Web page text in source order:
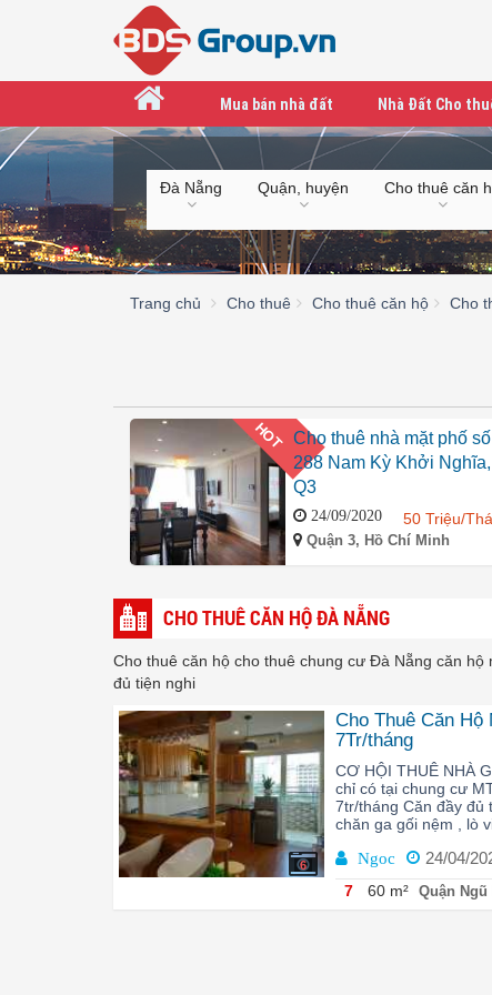
Mua bán nhà đất Nhà Đất Cho
Đà Nẵng Quận, huyện Cho thuê căn
Trang chủ Cho thuê Cho thuê căn hộ Cho
HOT Cho thuê nhà mặt phố số
288 Nam Kỳ Khởi Nghĩa,
Q3
24/09/2020 50 Triệu/
Quận 3, Hồ Chí Minh
CHO THUÊ CĂN HỘ ĐÀ NẴNG
Cho thuê căn hộ cho thuê chung cư Đà Nẵng căn
đủ tiện nghi
6
Cho Thuê Căn
7Tr/tháng
CƠ HỘI THUÊ NHÀ
chỉ có tại chung cư
7tr/tháng Căn đầy đủ
chăn ga gối nệm , lò
Ngoc 24/04/
7 60 m² Quận